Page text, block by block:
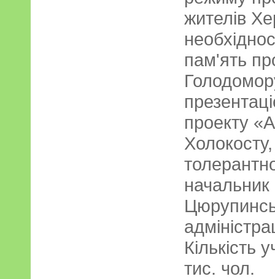
жителів
пам'ять
проекту
начальник
Кількість
тис. чол.